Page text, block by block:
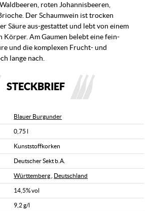
roten Johannisbeeren,
Der Schaumwein ist trocken
Säure aus-gestattet und lebt von einem
Am Gaumen belebt eine fein-
und die komplexen Frucht- und
lange nach.
STECKBRIEF
Blauer Burgunder
0,75 l
Kunststoffkorken
Deutscher Sekt b.A.
Württemberg Deutschland
14,5% vol
9,2 g/l